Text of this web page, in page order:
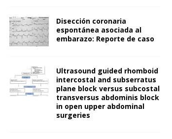
Disección coronaria
espontánea asociada al
embarazo: Reporte de caso
Ultrasound guided rhomboid
intercostal and subserratus
plane block versus subcostal
transversus abdominis block
in open upper abdominal
surgeries